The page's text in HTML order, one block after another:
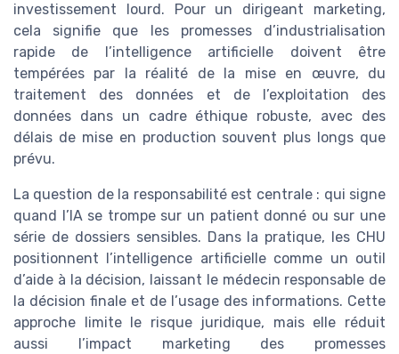
investissement lourd. Pour un dirigeant marketing,
cela signifie que les promesses d’industrialisation
rapide de l’intelligence artificielle doivent être
tempérées par la réalité de la mise en œuvre, du
traitement des données et de l’exploitation des
données dans un cadre éthique robuste, avec des
délais de mise en production souvent plus longs que
prévu.
La question de la responsabilité est centrale : qui signe
quand l’IA se trompe sur un patient donné ou sur une
série de dossiers sensibles. Dans la pratique, les CHU
positionnent l’intelligence artificielle comme un outil
d’aide à la décision, laissant le médecin responsable de
la décision finale et de l’usage des informations. Cette
approche limite le risque juridique, mais elle réduit
aussi l’impact marketing des promesses